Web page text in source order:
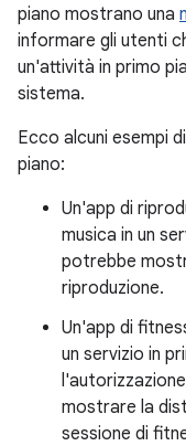
piano mostrano una
informare gli utenti
un'attività in primo
sistema.
Ecco alcuni esempi
piano:
Un'app di
musica in un
potrebbe
riproduzione.
Un'app di
un servizio in
mostrare la
sessione di